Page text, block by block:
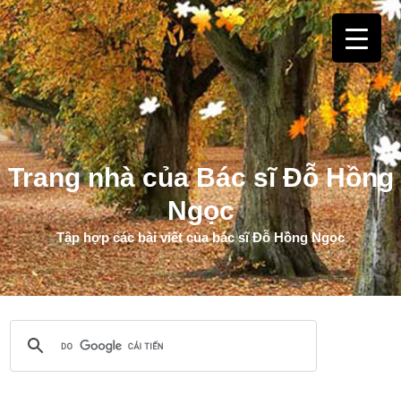
Trang nhà của Bác sĩ Đỗ Hồng
Ngọc
Tập hợp các bài viết của bác sĩ Đỗ Hồng Ngọc